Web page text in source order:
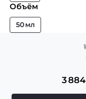
Объём
50 мл
3 884